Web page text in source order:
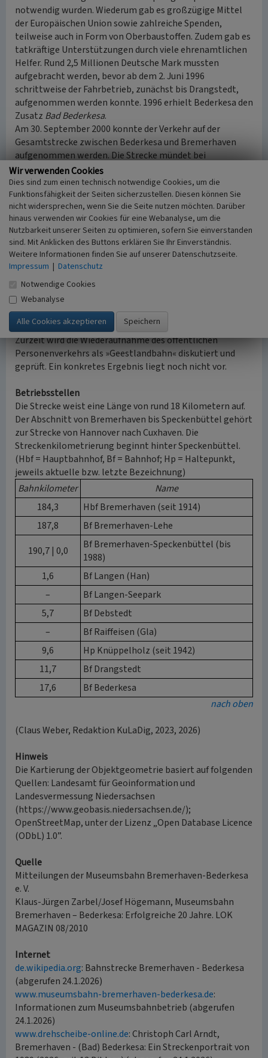
notwendig wurden. Wiederum gab es großzügige Mittel
der Europäischen Union sowie zahlreiche Spenden,
teilweise auch in Form von Oberbaustoffen. Zudem gab es
tatkräftige Unterstützungen durch viele ehrenamtlichen
Helfer. Rund 2,5 Millionen Deutsche Mark mussten
aufgebracht werden, bevor ab dem 2. Juni 1996
schrittweise der Fahrbetrieb, zunächst bis Drangstedt,
aufgenommen werden konnte. 1996 erhielt Bederkesa den
Zusatz Bad Bederkesa.
Am 30. September 2000 konnte der Verkehr auf der
Gesamtstrecke zwischen Bederkesa und Bremerhaven
aufgenommen werden. Die Strecke mündet bei
Bremerhaven-Speckenbüttel in das Netz der Deutschen
Bahn AG. Die Fahrt geht dann weiter über Bremerhaven-
Lehe und dem Hauptbahnhof bis zum Schaufenster
Fischereihafen.
Im Bahnhof Bederkesa gibt eine Gaststätte und ein
kleines Museum mit Archiv sowie seit 2007 eine Lokhalle
für die vereinseigenen Lokomotiven.
Nach einem Unfall 2020 musste der Betrieb der
Museumsbahn eingestellt werden. Die Wiederherstellung
der Strecke erfolgte 2023, sie ist für Betriebsfahrten
wieder zugelassen. Der öffentliche Verkehr als
Museumsbahn wurde jedoch noch nicht wieder
aufgenommen.
Zurzeit wird die Wiederaufnahme des öffentlichen
Personenverkehrs als »Geestlandbahn« diskutiert und
geprüft. Ein konkretes Ergebnis liegt noch nicht vor.
Betriebsstellen
Die Strecke weist eine Länge von rund 18 Kilometern auf.
Der Abschnitt von Bremerhaven bis Speckenbüttel gehört
zur Strecke von Hannover nach Cuxhaven. Die
Streckenkilometrierung beginnt hinter Speckenbüttel.
(Hbf = Hauptbahnhof, Bf = Bahnhof; Hp = Haltepunkt,
jeweils aktuelle bzw. letzte Bezeichnung)
Bahnkilometer
Name
184,3
Hbf Bremerhaven (seit 1914)
187,8
Bf Bremerhaven-Lehe
190,7 | 0,0
Bf Bremerhaven-Speckenbüttel (bis
1988)
1,6
Bf Langen (Han)
–
Bf Langen-Seepark
5,7
Bf Debstedt
–
Bf Raiffeisen (Gla)
9,6
Hp Knüppelholz (seit 1942)
11,7
Bf Drangstedt
17,6
Bf Bederkesa
nach oben
(Claus Weber, Redaktion KuLaDig, 2023, 2026)
Hinweis
Die Kartierung der Objektgeometrie basiert auf folgenden
Quellen: Landesamt für Geoinformation und
Landesvermessung Niedersachsen
(https://www.geobasis.niedersachsen.de/);
OpenStreetMap, unter der Lizenz „Open Database Licence
(ODbL) 1.0”.
Quelle
Mitteilungen der Museumsbahn Bremerhaven-Bederkesa
e. V.
Klaus-Jürgen Zarbel/Josef Högemann, Museumsbahn
Bremerhaven – Bederkesa: Erfolgreiche 20 Jahre. LOK
MAGAZIN 08/2010
Internet
de.wikipedia.org: Bahnstrecke Bremerhaven - Bederkesa
(abgerufen 24.1.2026)
www.museumsbahn-bremerhaven-bederkesa.de:
Informationen zum Museumsbahnbetrieb (abgerufen
24.1.2026)
www.drehscheibe-online.de: Christoph Carl Arndt,
Bremerhaven - (Bad) Bederkesa: Ein Streckenportrait von
Wir verwenden Cookies
Dies sind zum einen technisch notwendige Cookies, um die
Funktionsfähigkeit der Seiten sicherzustellen. Diesen können Sie
nicht widersprechen, wenn Sie die Seite nutzen möchten. Darüber
hinaus verwenden wir Cookies für eine Webanalyse, um die
Nutzbarkeit unserer Seiten zu optimieren, sofern Sie einverstanden
sind. Mit Anklicken des Buttons erklären Sie Ihr Einverständnis.
Weitere Informationen finden Sie auf unserer Datenschutzseite.
Impressum | Datenschutz
Notwendige Cookies
Webanalyse